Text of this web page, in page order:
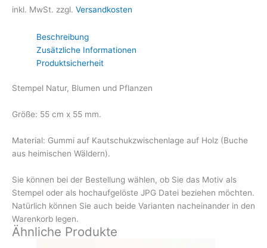
inkl. MwSt. zzgl. Versandkosten
Beschreibung
Zusätzliche Informationen
Produktsicherheit
Stempel Natur, Blumen und Pflanzen
Größe: 55 cm x 55 mm.
Material: Gummi auf Kautschukzwischenlage auf Holz (Buche
aus heimischen Wäldern).
Sie können bei der Bestellung wählen, ob Sie das Motiv als
Stempel oder als hochaufgelöste JPG Datei beziehen möchten.
Natürlich können Sie auch beide Varianten nacheinander in den
Warenkorb legen.
Ähnliche Produkte